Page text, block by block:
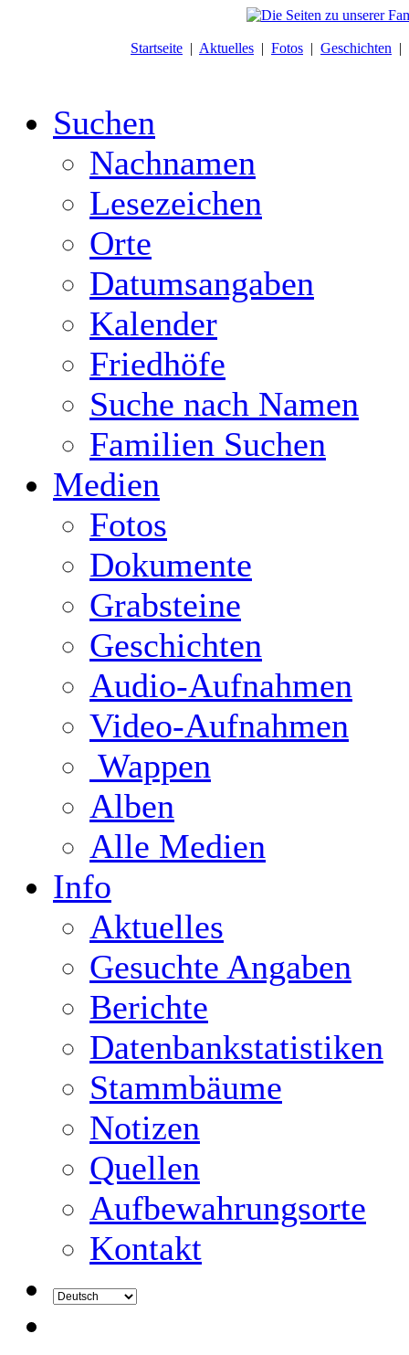
Startseite | Aktuelles | Fotos | Geschichten |
Suchen
Nachnamen
Lesezeichen
Orte
Datumsangaben
Kalender
Friedhöfe
Suche nach Namen
Familien Suchen
Medien
Fotos
Dokumente
Grabsteine
Geschichten
Audio-Aufnahmen
Video-Aufnahmen
Wappen
Alben
Alle Medien
Info
Aktuelles
Gesuchte Angaben
Berichte
Datenbankstatistiken
Stammbäume
Notizen
Quellen
Aufbewahrungsorte
Kontakt